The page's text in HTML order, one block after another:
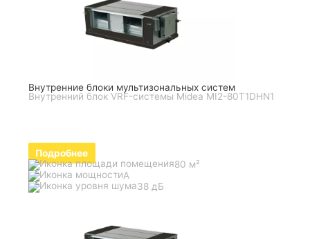
Внутренние блоки мультизональных систем
Внутренний блок VRF-системы Midea MI2-80T1DHN1
Подробнее
80 м²
A
38 дБ